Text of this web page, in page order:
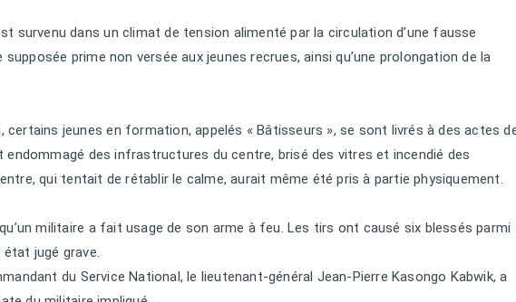
survenu dans un climat de tension alimenté par la circulation d’une fausse
prime non versée aux jeunes recrues, ainsi qu’une prolongation de la
jeunes en formation, appelés « Bâtisseurs », se sont livrés à des actes
des infrastructures du centre, brisé des vitres et incendié des
qui tentait de rétablir le calme, aurait même été pris à partie physiquement.
militaire a fait usage de son arme à feu. Les tirs ont causé six blessés parmi
jugé grave.
du Service National, le lieutenant-général Jean-Pierre Kasongo Kabwik, a